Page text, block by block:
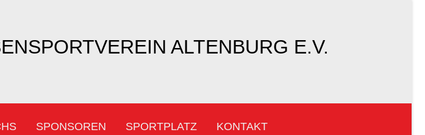
ALTENBURG E.V.
SPONSOREN SPORTPLATZ KONTAKT